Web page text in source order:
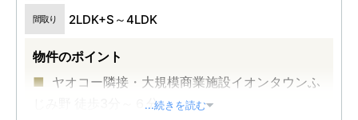
間取り 2LDK+S～4LDK
物件のポイント
ヤオコー隣接・大規模商業施設イオンタウンふ
じみ野 徒歩3分～６分...続きを読む